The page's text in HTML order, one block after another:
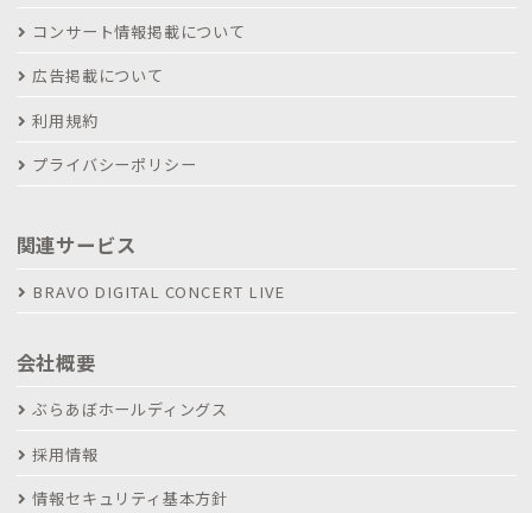
コンサート情報掲載について
広告掲載について
利用規約
プライバシーポリシー
関連サービス
BRAVO DIGITAL CONCERT LIVE
会社概要
ぶらあぼホールディングス
採用情報
情報セキュリティ基本方針